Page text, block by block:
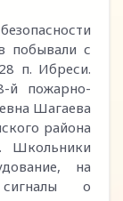
побывали с
п. Ибреси.
й пожарно-
Шагаева
района
Школьники
на
о